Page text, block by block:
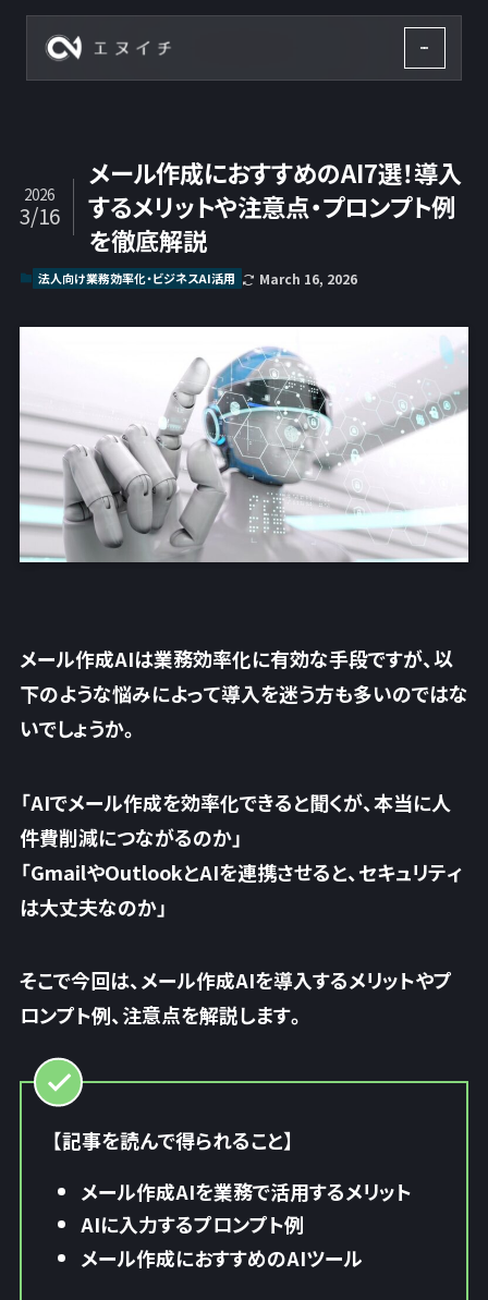
メール作成におすすめのAI7選！導入
するメリットや注意点・プロンプト例
を徹底解説
2026
3/16
法人向け業務効率化・ビジネスAI活用 March 16, 2026
メール作成AIは業務効率化に有効な手段ですが、以
下のような悩みによって導入を迷う方も多いのではな
いでしょうか。
「AIでメール作成を効率化できると聞くが、本当に人
件費削減につながるのか」
「GmailやOutlookとAIを連携させると、セキュリティ
は大丈夫なのか」
そこで今回は、メール作成AIを導入するメリットやプ
ロンプト例、注意点を解説します。
【記事を読んで得られること】
メール作成AIを業務で活用するメリット
AIに入力するプロンプト例
メール作成におすすめのAIツール